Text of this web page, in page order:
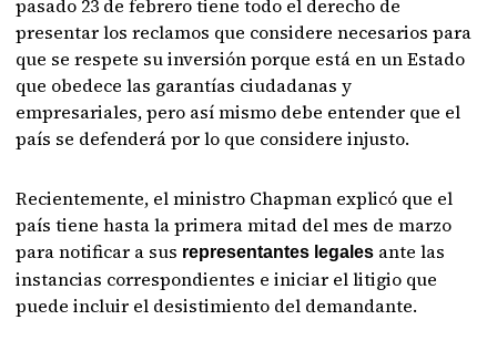
pasado 23 de febrero tiene todo el derecho de
presentar los reclamos que considere necesarios para
que se respete su inversión porque está en un Estado
que obedece las garantías ciudadanas y
empresariales, pero así mismo debe entender que el
país se defenderá por lo que considere injusto.
Recientemente, el ministro Chapman explicó que el
país tiene hasta la primera mitad del mes de marzo
para notificar a sus representantes legales ante las
instancias correspondientes e iniciar el litigio que
puede incluir el desistimiento del demandante.